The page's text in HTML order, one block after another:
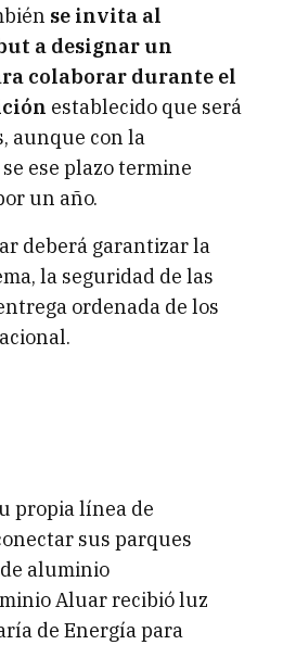
se invita al
a designar un
colaborar durante el
establecido que será
aunque con la
ese plazo termine
un año.
deberá garantizar la
la seguridad de las
ordenada de los
propia línea de
sus parques
aluminio
Aluar recibió luz
de Energía para